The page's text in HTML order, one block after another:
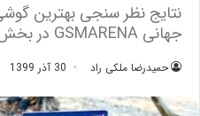
جهانی GSMARENA در بخش های مختلف منتشر شد.
حمیدرضا ملکی راد 30 آذر 1399